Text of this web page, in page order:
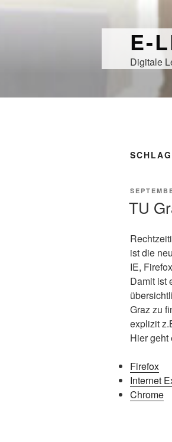
E-
Digitale
TU
ist die
IE,
Damit ist
Graz zu
explizit
Hier geht
Firefox
Internet
Chrome